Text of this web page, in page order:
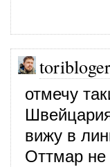
отмечу
вижу в
Оттмар не